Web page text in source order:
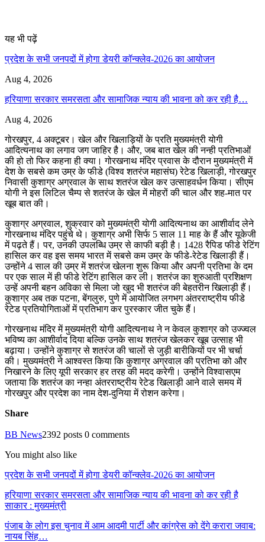
यह भी पढ़ें
प्रदेश के सभी जनपदों में होगा डेयरी कॉन्क्लेव-2026 का आयोजन
Aug 4, 2026
हरियाणा सरकार समरसता और सामाजिक न्याय की भावना को कर रही है…
Aug 4, 2026
गोरखपुर, 4 अक्टूबर। खेल और खिलाड़ियों के प्रति मुख्यमंत्री योगी
आदित्यनाथ का लगाव जग जाहिर है। और, जब बात खेल की नन्ही प्रतिभाओं
की हो तो फिर कहना ही क्या। गोरखनाथ मंदिर प्रवास के दौरान मुख्यमंत्री में
देश के सबसे कम उम्र के फीडे (विश्व शतरंज महासंघ) रेटेड खिलाड़ी, गोरखपुर
निवासी कुशाग्र अग्रवाल के साथ शतरंज खेल कर उत्साहवर्धन किया। सीएम
योगी ने इस लिटिल चैम्प से शतरंज के खेल में मोहरों की चाल और शह-मात पर
खूब बात की।
कुशाग्र अग्रवाल, शुक्रवार को मुख्यमंत्री योगी आदित्यनाथ का आशीर्वाद लेने
गोरखनाथ मंदिर पहुंचे थे। कुशाग्र अभी सिर्फ 5 साल 11 माह के हैं और यूकेजी
में पढ़ते हैं। पर, उनकी उपलब्धि उम्र से काफी बड़ी है। 1428 रैपिड फीडे रेटिंग
हासिल कर वह इस समय भारत में सबसे कम उम्र के फीडे-रेटेड खिलाड़ी हैं।
उन्होंने 4 साल की उम्र में शतरंज खेलना शुरू किया और अपनी प्रतिभा के दम
पर एक साल में ही फीडे रेटिंग हासिल कर ली। शतरंज का शुरुआती प्रशिक्षण
उन्हें अपनी बहन अविका से मिला जो खुद भी शतरंज की बेहतरीन खिलाड़ी हैं।
कुशाग्र अब तक पटना, बेंगलुरु, पुणे में आयोजित लगभग अंतरराष्ट्रीय फीडे
रेटेड प्रतियोगिताओं में प्रतिभाग कर पुरस्कार जीत चुके हैं।
गोरखनाथ मंदिर में मुख्यमंत्री योगी आदित्यनाथ ने न केवल कुशाग्र को उज्ज्वल
भविष्य का आशीर्वाद दिया बल्कि उनके साथ शतरंज खेलकर खूब उत्साह भी
बढ़ाया। उन्होंने कुशाग्र से शतरंज की चालों से जुड़ी बारीकियों पर भी चर्चा
की। मुख्यमंत्री ने आश्वस्त किया कि कुशाग्र अग्रवाल की प्रतिभा को और
निखारने के लिए यूपी सरकार हर तरह की मदद करेगी। उन्होंने विश्वासएम
जताया कि शतरंज का नन्हा अंतरराष्ट्रीय रेटेड खिलाड़ी आने वाले समय में
गोरखपुर और प्रदेश का नाम देश-दुनिया में रोशन करेगा।
Share
BB News2392 posts 0 comments
You might also like
प्रदेश के सभी जनपदों में होगा डेयरी कॉन्क्लेव-2026 का आयोजन
हरियाणा सरकार समरसता और सामाजिक न्याय की भावना को कर रही है
साकार : मुख्यमंत्री
पंजाब के लोग इस चुनाव में आम आदमी पार्टी और कांग्रेस को देंगे करारा जवाब:
नायब सिंह…